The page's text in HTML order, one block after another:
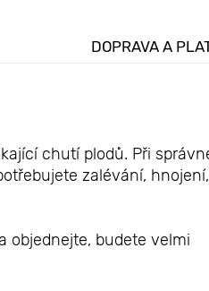
DOPRAVA A
chutí plodů. Při
zalévání, hnojení,
objednejte, budete velmi